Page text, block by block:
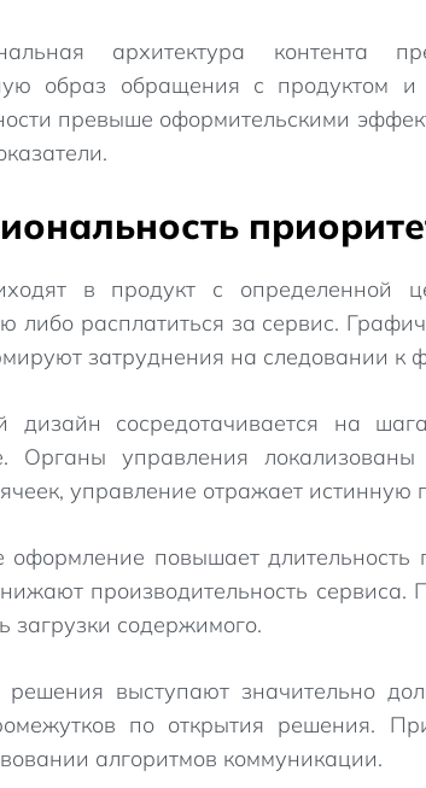
архитектура контента
образ обращения с продуктом
превыше оформительскими
в продукт с определенной
либо расплатиться за сервис.
затруднения на следовании к
дизайн сосредотачивается на
Органы управления
управление отражает истинную
оформление повышает
производительность сервиса.
загрузки содержимого.
выступают значительно
по открытия решения.
алгоритмов коммуникации.